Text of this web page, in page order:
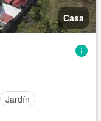
Casa
Jardín